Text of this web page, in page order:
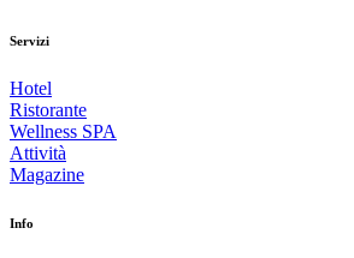
Servizi
Hotel
Ristorante
Wellness SPA
Attività
Magazine
Info